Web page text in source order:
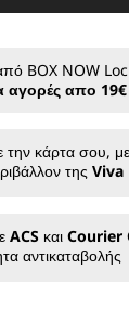
BOX NOW
αγορές απο 19€
κάρτα σου,
της Viva
ACSκαι Courier
αντικαταβολής